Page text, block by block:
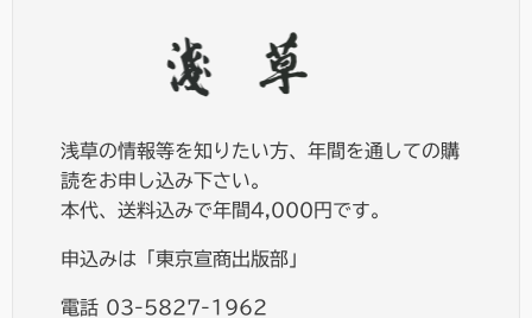
浅草の情報等を知りたい方、年間を通しての購
読をお申し込み下さい。
本代、送料込みで年間4,000円です。
申込みは「東京宣商出版部」
電話 03-5827-1962